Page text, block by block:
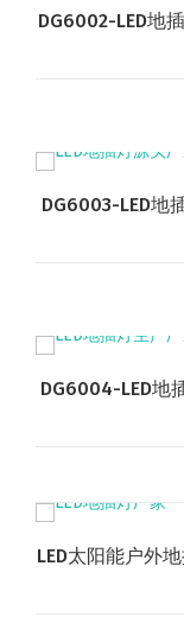
DG6002-LED地
DG6003-LED地
DG6004-LED地
LED太阳能户外